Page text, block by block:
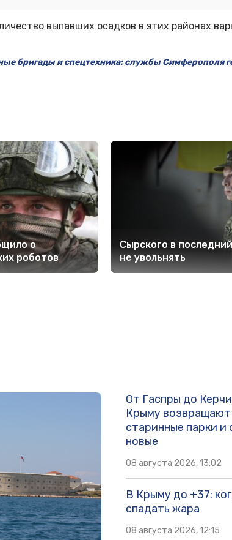
выпавших осадков в этих районах
бригады и спецтехника: службы Симферополя
о
роботов
Сырского в
не увольнять
От Гаспры до
Крыму возвращают
старинные парки и
новые
08 августа 2026, 13:02
В Крыму до +37:
спадать жара
08 августа 2026, 12:15